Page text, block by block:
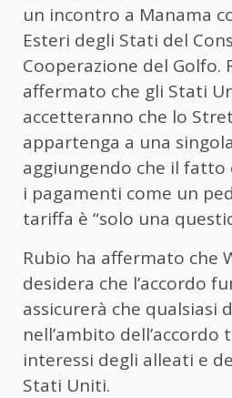
un incontro a Manama
Esteri degli Stati del
Cooperazione del Golfo.
affermato che gli Stati
accetteranno che lo
appartenga a una
aggiungendo che il fatto
i pagamenti come un
tariffa è “solo una
Rubio ha affermato che
desidera che l’accordo
assicurerà che qualsiasi
nell’ambito
interessi degli alleati e
Stati Uniti.